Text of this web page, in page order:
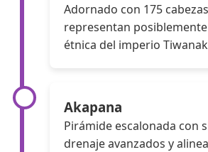
Adornado con 175
representan
étnica del imperio
Akapana
Pirámide escalonada con
drenaje avanzados y